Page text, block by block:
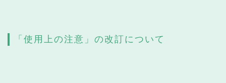
「使用上の注意」の改訂について